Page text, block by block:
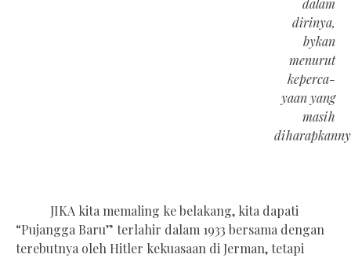
dalam
dirinya,
bykan
menurut
keperca-
yaan yang
masih
JIKA kita memaling ke belakang, kita dapati
“Pujangga Baru” terlahir dalam 1933 bersama dengan
terebutnya oleh Hitler kekuasaan di Jerman, tetapi